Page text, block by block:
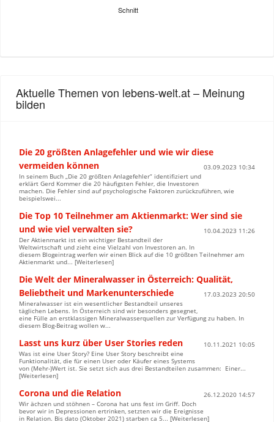
Schnitt
Aktuelle Themen von lebens-welt.at – Meinung
bilden
Die 20 größten Anlagefehler und wie wir diese
vermeiden können
03.09.2023 10:34
In seinem Buch „Die 20 größten Anlagefehler“ identifiziert und
erklärt Gerd Kommer die 20 häufigsten Fehler, die Investoren
machen. Die Fehler sind auf psychologische Faktoren zurückzuführen, wie
beispielswei...
Die Top 10 Teilnehmer am Aktienmarkt: Wer sind sie
und wie viel verwalten sie?
10.04.2023 11:26
Der Aktienmarkt ist ein wichtiger Bestandteil der
Weltwirtschaft und zieht eine Vielzahl von Investoren an. In
diesem Blogeintrag werfen wir einen Blick auf die 10 größten Teilnehmer am
Aktienmarkt und... [Weiterlesen]
Die Welt der Mineralwasser in Österreich: Qualität,
Beliebtheit und Markenunterschiede
17.03.2023 20:50
Mineralwasser ist ein wesentlicher Bestandteil unseres
täglichen Lebens. In Österreich sind wir besonders gesegnet,
eine Fülle an erstklassigen Mineralwasserquellen zur Verfügung zu haben. In
diesem Blog-Beitrag wollen w...
Lasst uns kurz über User Stories reden
10.11.2021 10:05
Was ist eine User Story? Eine User Story beschreibt eine
Funktionalität, die für einen User oder Käufer eines Systems
von (Mehr-)Wert ist. Sie setzt sich aus drei Bestandteilen zusammen: Einer...
[Weiterlesen]
Corona und die Relation
26.12.2020 14:57
Wir ächzen und stöhnen – Corona hat uns fest im Griff. Doch
bevor wir in Depressionen ertrinken, setzten wir die Ereignisse
in Relation. Bis dato (Oktober 2021) starben ca 5... [Weiterlesen]